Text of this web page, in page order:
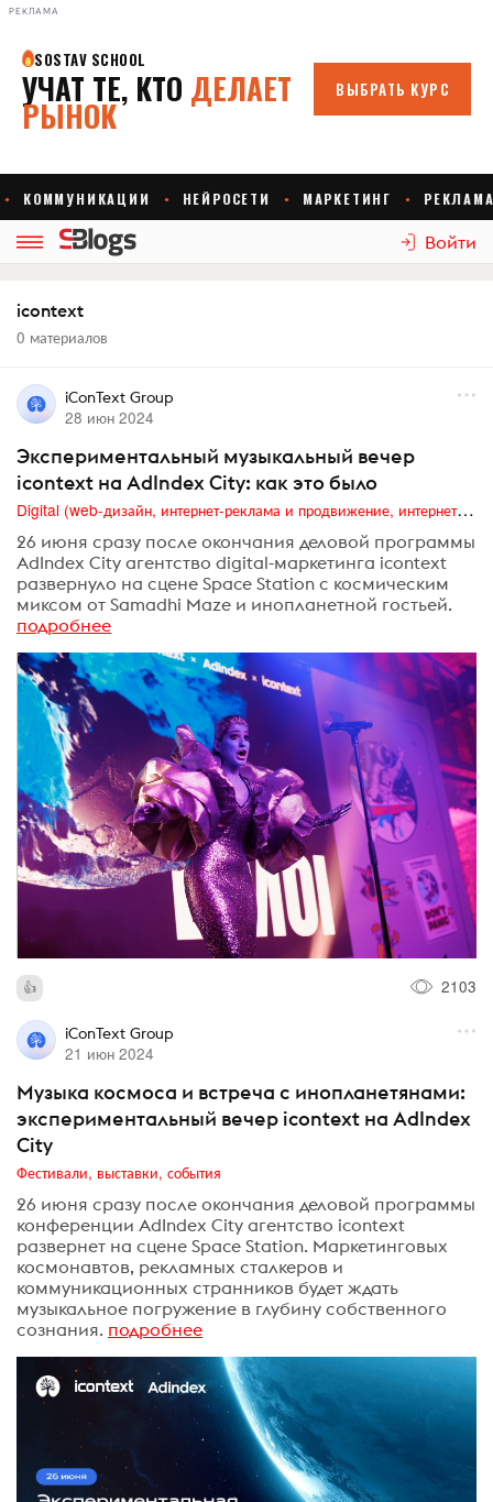
РЕКЛАМА
Войти
icontext
0 материалов
iConText Group
28 июн 2024
Экспериментальный музыкальный вечер
icontext на AdIndex City: как это было
Digital (web-дизайн, интернет-реклама и продвижение, интернет-сообщества и блоги, интернет-коммуникации, мобильный маркетинг, реклама на цифровых экранах)
26 июня сразу после окончания деловой программы
AdIndex City агентство digital-маркетинга icontext
развернуло на сцене Space Station с космическим
миксом от Samadhi Maze и инопланетной гостьей.
подробнее
2103
iConText Group
21 июн 2024
Музыка космоса и встреча с инопланетянами:
экспериментальный вечер icontext на AdIndex
City
Фестивали, выставки, события
26 июня сразу после окончания деловой программы
конференции AdIndex City агентство icontext
развернет на сцене Space Station. Маркетинговых
космонавтов, рекламных сталкеров и
коммуникационных странников будет ждать
музыкальное погружение в глубину собственного
сознания. подробнее